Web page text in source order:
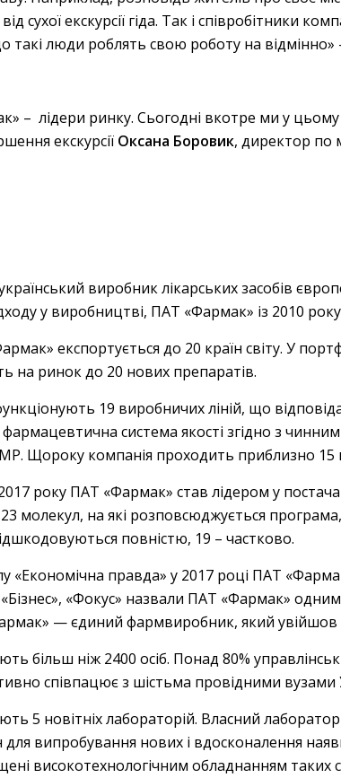
сухої екскурсії гіда. Так і
такі люди роблять свою роботу на відмінно»
– лідери ринку. Сьогодні вкотре ми у
екскурсії Оксана Боровик, директор по
виробник лікарських засобів
у виробництві, ПАТ «Фармак» із 2010
експортується до 20 країн світу. У
на ринок до 20 нових препаратів.
19 виробничих ліній, що
система якості згідно з
Щороку компанія проходить приблизно 15
року ПАТ «Фармак» став лідером у
23 молекул, на які розповсюджується
повністю, 19 – частково.
«Економічна правда» у 2017 році ПАТ
«Фокус» назвали ПАТ «Фармак»
— єдиний фармвиробник, який увійшов
більш ніж 2400 осіб. Понад 80%
співпацює з шістьма провідними вузами
5 новітніх лабораторій. Власний
для випробування нових і вдосконалення
високотехнологічним обладнанням таких